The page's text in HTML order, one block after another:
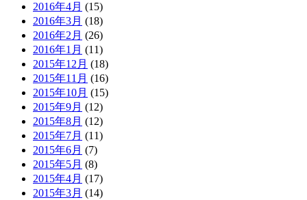
2016年4月 (15)
2016年3月 (18)
2016年2月 (26)
2016年1月 (11)
2015年12月 (18)
2015年11月 (16)
2015年10月 (15)
2015年9月 (12)
2015年8月 (12)
2015年7月 (11)
2015年6月 (7)
2015年5月 (8)
2015年4月 (17)
2015年3月 (14)